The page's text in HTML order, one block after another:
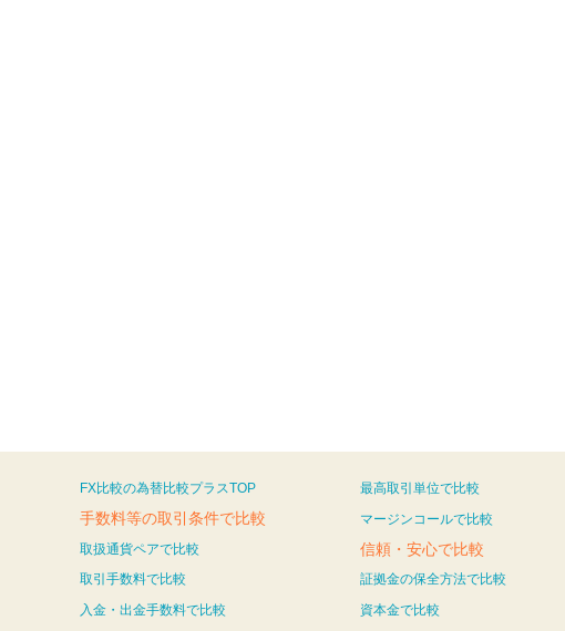
FX比較の為替比較プラスTOP
手数料等の取引条件で比較
取扱通貨ペアで比較
取引手数料で比較
入金・出金手数料で比較
最高取引単位で比較
マージンコールで比較
信頼・安心で比較
証拠金の保全方法で比較
資本金で比較